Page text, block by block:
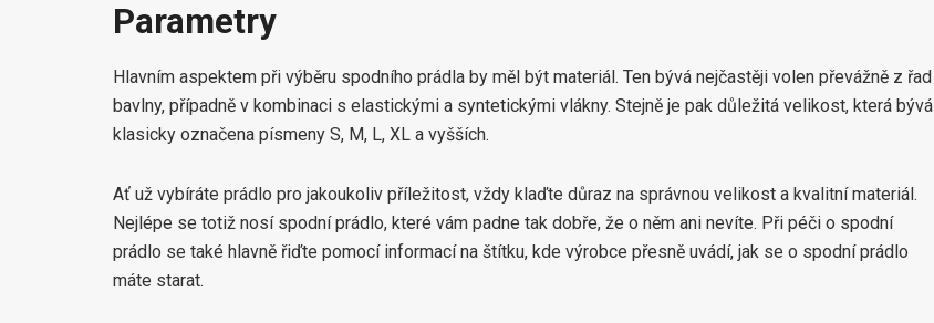
Parametry
Hlavním aspektem při výběru spodního prádla by měl být materiál. Ten bývá nejčastěji volen převážně z řad
bavlny, případně v kombinaci s elastickými a syntetickými vlákny. Stejně je pak důležitá velikost, která bývá
klasicky označena písmeny S, M, L, XL a vyšších.
Ať už vybíráte prádlo pro jakoukoliv příležitost, vždy klaďte důraz na správnou velikost a kvalitní materiál.
Nejlépe se totiž nosí spodní prádlo, které vám padne tak dobře, že o něm ani nevíte. Při péči o spodní
prádlo se také hlavně řiďte pomocí informací na štítku, kde výrobce přesně uvádí, jak se o spodní prádlo
máte starat.